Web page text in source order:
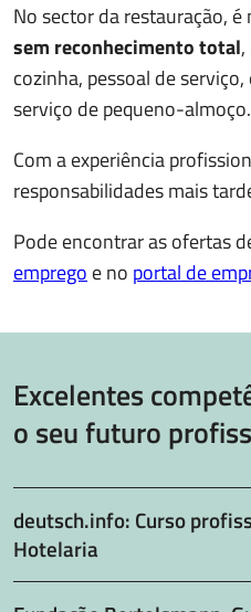
No sector da restauração,
sem reconhecimento total
cozinha, pessoal de
serviço de pequeno-almoço.
Com a experiência
responsabilidades mais
Pode encontrar as ofertas
emprego e no portal de
Excelentes
o seu futuro
deutsch.info: Curso
Hotelaria